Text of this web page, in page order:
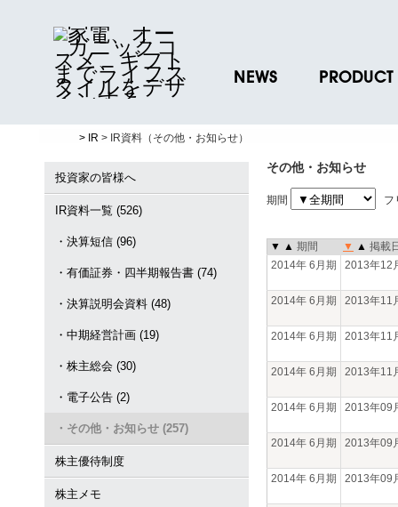
NEWS
プレスリリース
PRODUCT
ノベルティグッ
お取引先様 会員
> IR > IR資料（その他・お知らせ）
投資家の皆様へ
IR資料一覧 (526)
・決算短信 (96)
・有価証券・四半期報告書 (74)
・決算説明会資料 (48)
・中期経営計画 (19)
・株主総会 (30)
・電子公告 (2)
・その他・お知らせ (257)
株主優待制度
株主メモ
その他・お知らせ
期間 フ
▼ ▲ 期間 ▼ ▲ 掲載
2014年 6月期
2013年12
2014年 6月期 2013年11
2014年 6月期 2013年11
2014年 6月期 2013年11
2014年 6月期 2013年09
2014年 6月期 2013年09
2014年 6月期 2013年09